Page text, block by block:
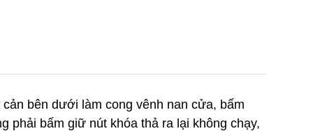
bên dưới làm cong vênh nan cửa, bấm
phải bấm giữ nút khóa thả ra lại không chạy,